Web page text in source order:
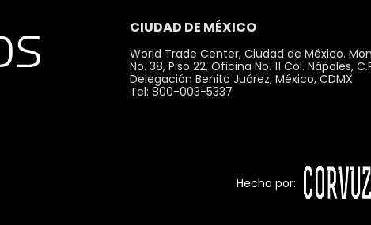
CIUDAD DE MÉXICO
World Trade Center, Ciudad de México.
No. 38, Piso 22, Oficina No. 11 Col. Nápoles,
Delegación Benito Juárez, México, CDMX.
Tel: 800-003-5337
Hecho por: